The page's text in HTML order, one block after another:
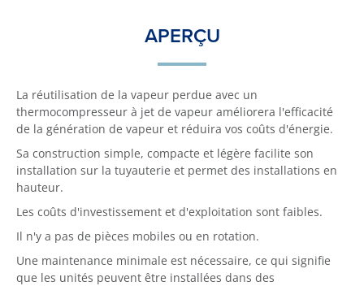
APERÇU
La réutilisation de la vapeur perdue avec un
thermocompresseur à jet de vapeur améliorera l'efficacité
de la génération de vapeur et réduira vos coûts d'énergie.
Sa construction simple, compacte et légère facilite son
installation sur la tuyauterie et permet des installations en
hauteur.
Les coûts d'investissement et d'exploitation sont faibles.
Il n'y a pas de pièces mobiles ou en rotation.
Une maintenance minimale est nécessaire, ce qui signifie
que les unités peuvent être installées dans des